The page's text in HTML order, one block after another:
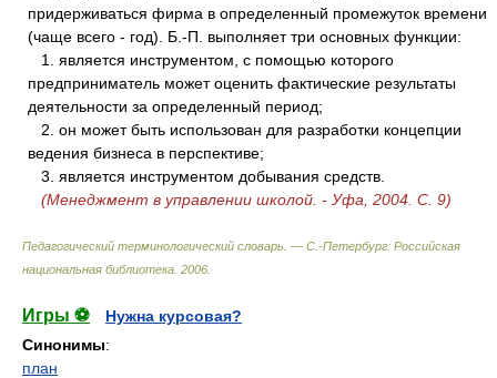
придерживаться фирма в определенный промежуток времени
(чаще всего - год). Б.-П. выполняет три основных функции:
1. является инструментом, с помощью которого
предприниматель может оценить фактические результаты
деятельности за определенный период;
2. он может быть использован для разработки концепции
ведения бизнеса в перспективе;
3. является инструментом добывания средств.
(Менеджмент в управлении школой. - Уфа, 2004. С. 9)
Педагогический терминологический словарь. — С.-Петербург: Российская
национальная библиотека 2006
Игры ⚽
Нужна курсовая?
Синонимы:
план